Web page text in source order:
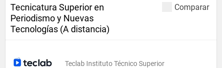
Comparar
Tecnicatura Superior en
Periodismo y Nuevas
Tecnologías (A distancia)
Teclab Instituto Técnico Superior